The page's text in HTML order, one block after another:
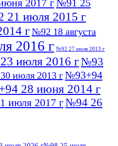
2017 г№91 25
21 июля 2015 г
г№92 18 августа
2016 г №92 27 июля 2013 г
июля 2016 г№93
июля 2013 г№93+94
28 июня 2014 г
июля 2017 г№94 26
г№95+96 3 августа